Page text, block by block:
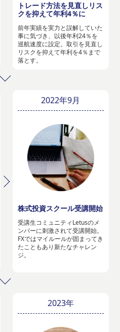
トレード方法を見直しリス
クを抑えて年利4％に
前年実績を実力と誤解していた
事に気づき、以後年利24％を
巡航速度に設定。取引を見直し
リスクを抑えて年利を4％まで
落とす。
2022年9月
株式投資スクール受講開始
受講生コミュニティLetusのメ
ンバーに刺激されて受講開始。
FXではマイルールが固まってき
たこともあり新たなチャレン
ジ。
2023年